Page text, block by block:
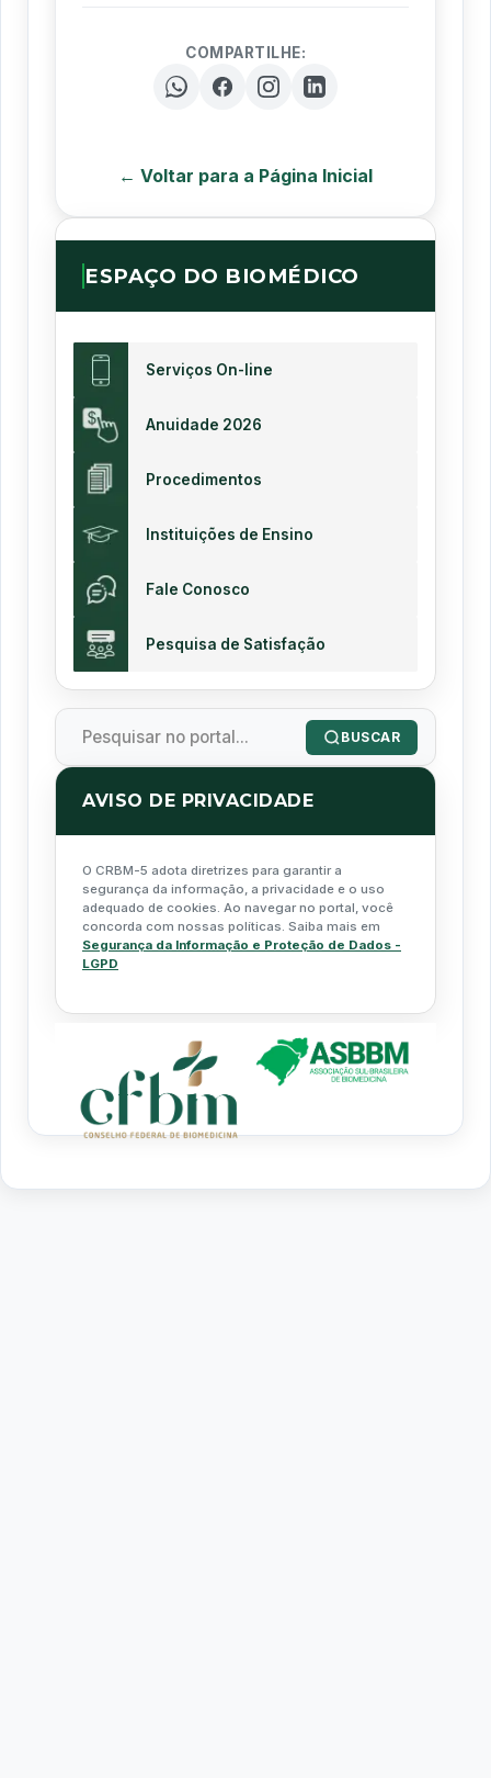
COMPARTILHE:
← Voltar para a Página Inicial
ESPAÇO DO BIOMÉDICO
Serviços On-line
Anuidade 2026
Procedimentos
Instituições de Ensino
Fale Conosco
Pesquisa de Satisfação
BUSCAR
AVISO DE PRIVACIDADE
O CRBM-5 adota diretrizes para garantir a
segurança da informação, a privacidade e o uso
adequado de cookies. Ao navegar no portal, você
concorda com nossas políticas. Saiba mais em
Segurança da Informação e Proteção de Dados -
LGPD